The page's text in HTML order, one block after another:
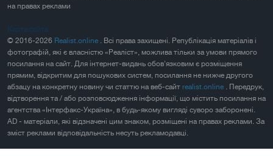
на правах реклами
Карта сайта
© 2016-2026 Realist.online
. Всі права захищені. Републікація матеріалів і
фотографій, які є власністю «Реаліст», можлива тільки за умови прямого
посилання на сайт. Для інтернет-видань обов'язковим є розміщення
прямим, відкритим для пошукових систем, посилання не нижче другого
абзацу на конкретну новину чи статтю на веб-сайт realist.online
. Передрук,
відтворення та / або розповсюдження інформації, що містить посилання на
агентства «Інтерфакс-Україна», в будь-якому вигляді суворо заборонені.
AD - матеріали, які відзначені цим знаком, розміщені на правах реклами. За
зміст реклами відповідальність несуть рекламодавці.